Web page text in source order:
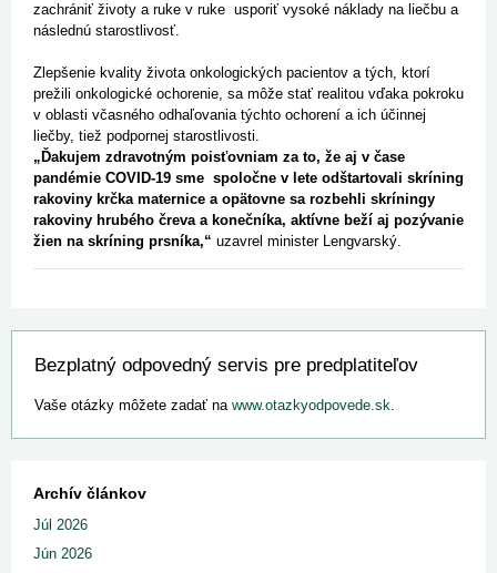
zachrániť životy a ruke v ruke usporiť vysoké náklady na liečbu a
následnú starostlivosť.
Zlepšenie kvality života onkologických pacientov a tých, ktorí
prežili onkologické ochorenie, sa môže stať realitou vďaka pokroku
v oblasti včasného odhaľovania týchto ochorení a ich účinnej
liečby, tiež podpornej starostlivosti.
„Ďakujem zdravotným poisťovniam za to, že aj v čase
pandémie COVID-19 sme spoločne v lete odštartovali skríning
rakoviny krčka maternice a opätovne sa rozbehli skríningy
rakoviny hrubého čreva a konečníka, aktívne beží aj pozývanie
žien na skríning prsníka,“ uzavrel minister Lengvarský.
Bezplatný odpovedný servis pre predplatiteľov
Vaše otázky môžete zadať na www.otazkyodpovede.sk.
Archív článkov
Júl 2026
Jún 2026